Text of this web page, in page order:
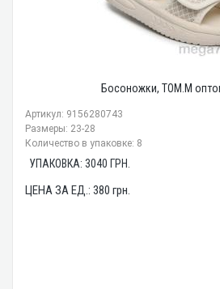
Босоножки, TOM.M
Артикул: 9156280743
Размеры: 23-28
Количество в упаковке: 8
УПАКОВКА: 3040 ГРН.
ЦЕНА ЗА ЕД.: 380 грн.